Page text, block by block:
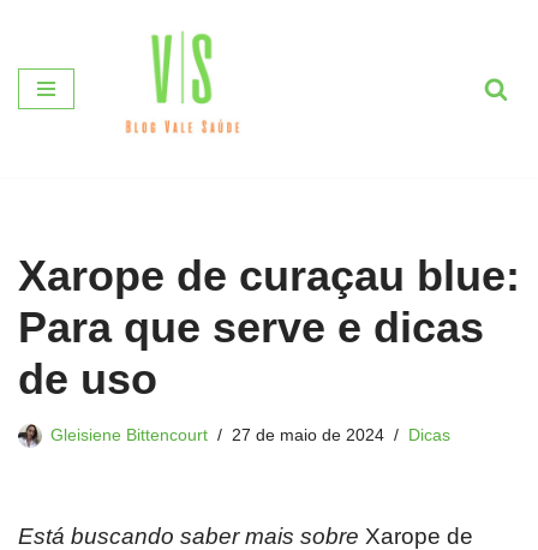
Pular
para
Xarope de curaçau blue:
Para que serve e dicas
de uso
Gleisiene Bittencourt 27 de maio de 2024 Dicas
Está buscando saber mais sobre Xarope de